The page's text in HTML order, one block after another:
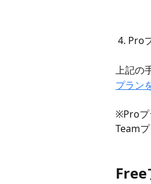
4. Pro
上記の
プラン
※Proプ
Team